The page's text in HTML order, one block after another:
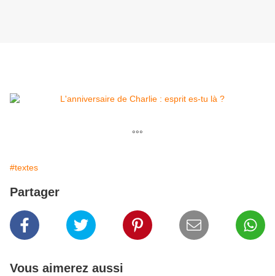
°°°
#textes
Partager
Vous aimerez aussi